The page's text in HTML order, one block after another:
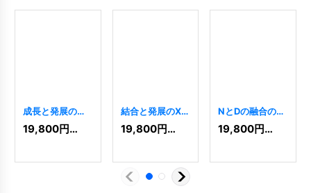
成長と発展のロ
ゴ
6306]
19,800円(税込)
結合と発展のXロ
ゴ[ 11114]
19,800円(税込)
NとDの融合のロ
ゴ
2932]
19,800円(税込)